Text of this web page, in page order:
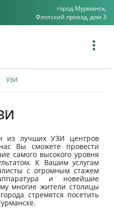
город Мурманск,
Флотский проезд, дом 3
УЗИ
из лучших УЗИ центров
Вы сможете провести
самого высокого уровня
К Вашим услугам
с огромным стажем
и новейшие
многие жители столицы
стремятся посетить